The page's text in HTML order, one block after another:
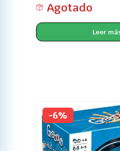
Agotado
Leer
-6%